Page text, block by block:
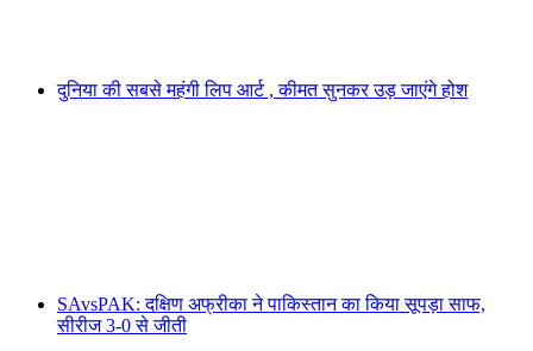
दुनिया की सबसे महंगी लिप आर्ट , कीमत सुनकर उड़ जाएंगे होश
SAvsPAK: दक्षिण अफ्रीका ने पाकिस्तान का किया सूपड़ा साफ,
सीरीज 3-0 से जीती